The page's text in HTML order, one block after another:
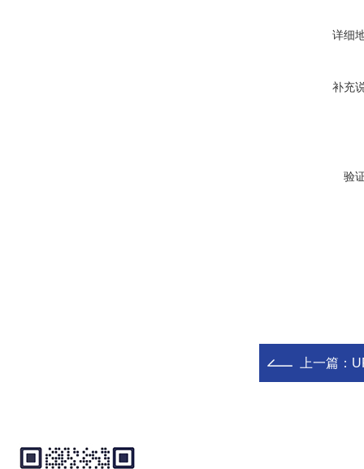
详细
补充
验
上一篇：